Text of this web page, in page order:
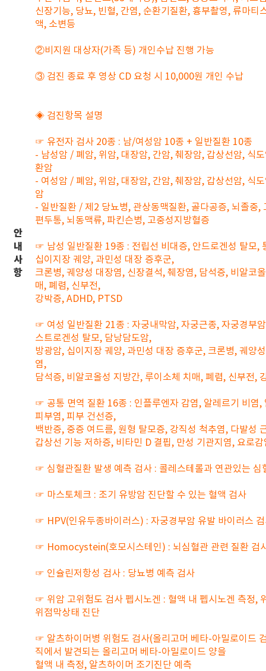
안
내
사
항
신장기능, 당뇨, 빈혈, 간염, 순환기질환, 흉부촬영, 류마티
액, 소변등
②비지원 대상자(가족 등) 개인수납 진행 가능
③ 검진 종료 후 영상 CD 요청 시 10,000원 개인 수납
◈ 검진항목 설명
☞ 유전자 검사 20종 : 남/여성암 10종 + 일반질환 10종
- 남성암 / 폐암, 위암, 대장암, 간암, 췌장암, 갑상선암, 식
환암
- 여성암 / 폐암, 위암, 대장암, 간암, 췌장암, 갑상선암, 식
암
- 일반질환 / 제2 당뇨병, 관상동맥질환, 골다공증, 뇌졸중,
편두통, 뇌동맥류, 파킨슨병, 고중성지방혈증
☞ 남성 일반질환 19종 : 전립선 비대증, 안드로겐성 탈모,
십이지장 궤양, 과민성 대장 증후군,
크론병, 궤양성 대장염, 신장결석, 췌장염, 담석증, 비알코
매, 폐렴, 신부전,
강박증, ADHD, PTSD
☞ 여성 일반질환 21종 : 자궁내막암, 자궁근종, 자궁경부
스트로겐성 탈모, 담낭담도암,
방광암, 십이지장 궤양, 과민성 대장 증후군, 크론병, 궤양
염,
담석증, 비알코올성 지방간, 루이소체 치매, 폐렴, 신부전,
☞ 공통 면역 질환 16종 : 인플루엔자 감염, 알레르기 비염,
피부염, 피부 건선증,
백반증, 중증 여드름, 원형 탈모증, 강직성 척추염, 다발성
갑상선 기능 저하증, 비타민 D 결핍, 만성 기관지염, 요로감
☞ 심혈관질환 발생 예측 검사 : 콜레스테롤과 연관있는 심
☞ 마스토체크 : 조기 유방암 진단할 수 있는 혈액 검사
☞ HPV(인유두종바이러스) : 자궁경부암 유발 바이러스
☞ Homocystein(호모시스테인) : 뇌심혈관 관련 질환 검
☞ 인슐린저항성 검사 : 당뇨병 예측 검사
☞ 위암 고위험도 검사 펩시노겐 : 혈액 내 펩시노겐 측정,
위점막상태 진단
☞ 알츠하이머병 위험도 검사(올리고머 베타-아밀로이드
직에서 발견되는 올리고머 베타-아밀로이드 양을
혈액 내 측정, 알츠하이머 조기진단 예측